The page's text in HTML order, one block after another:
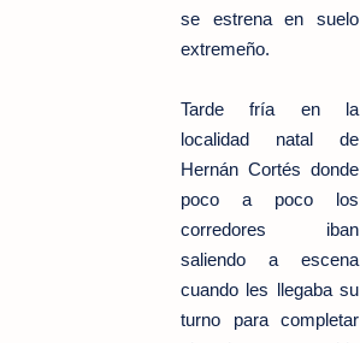
se estrena en suelo
extremeño.
Tarde fría en la
localidad natal de
Hernán Cortés donde
poco a poco los
corredores iban
saliendo a escena
cuando les llegaba su
turno para completar